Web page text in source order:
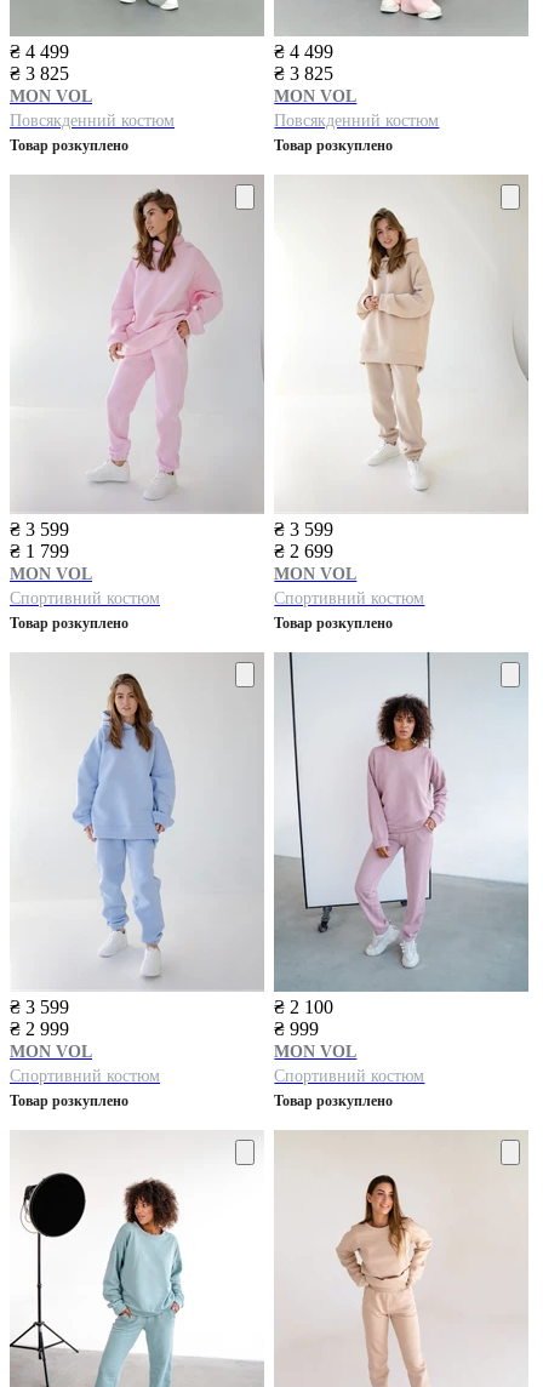
₴ 4 499
₴ 3 825
MON VOL
Повсякденний костюм
Товар розкуплено
₴ 4 499
₴ 3 825
MON VOL
Повсякденний костюм
Товар розкуплено
₴ 3 599
₴ 1 799
MON VOL
Спортивний костюм
Товар розкуплено
₴ 3 599
₴ 2 699
MON VOL
Спортивний костюм
Товар розкуплено
₴ 3 599
₴ 2 999
MON VOL
Спортивний костюм
Товар розкуплено
₴ 2 100
₴ 999
MON VOL
Спортивний костюм
Товар розкуплено